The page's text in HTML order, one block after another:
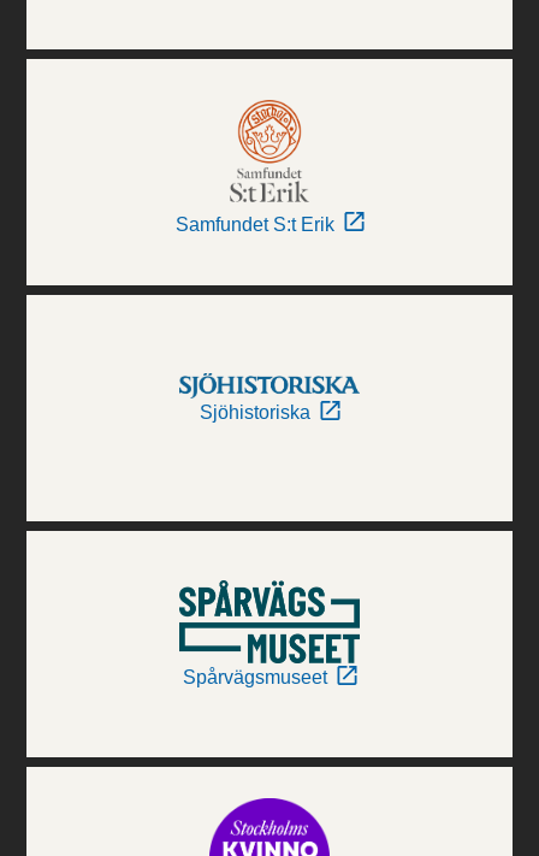
Samfundet S:t Erik
Sjöhistoriska
Spårvägsmuseet